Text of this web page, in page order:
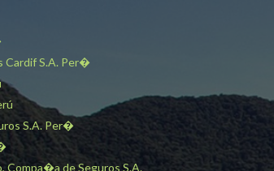
Cardif S.A. Per�
S.A. Per�
Compa�a de Seguros S.A.